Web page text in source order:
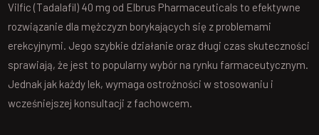
Vilfic (Tadalafil) 40 mg od Elbrus Pharmaceuticals to efektywne
rozwiązanie dla mężczyzn borykających się z problemami
erekcyjnymi. Jego szybkie działanie oraz długi czas skuteczności
sprawiają, że jest to popularny wybór na rynku farmaceutycznym.
Jednak jak każdy lek, wymaga ostrożności w stosowaniu i
wcześniejszej konsultacji z fachowcem.